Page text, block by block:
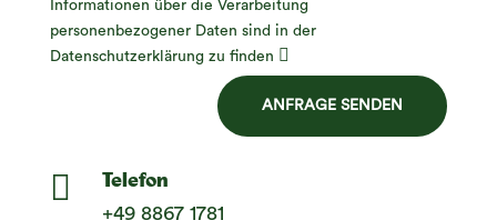
Informationen über die Verarbeitung
personenbezogener Daten sind in der
Datenschutzerklärung zu finden
ANFRAGE SENDEN
 Telefon
+49 8867 1781